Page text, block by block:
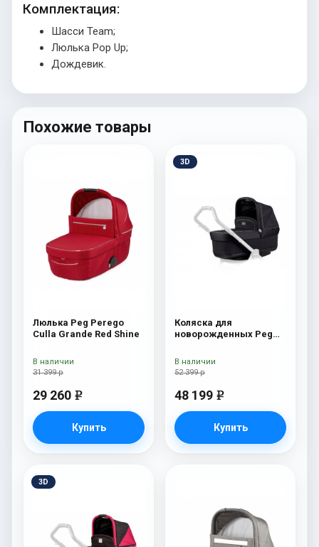
Комплектация:
Шасси Team;
Люлька Pop Up;
Дождевик.
Похожие товары
Люлька Peg Perego
Culla Grande Red Shine
31 399 р
29 260 e
Купить
В наличии
3D
Коляска для
новорожденных Peg
Pop-Up) Onyx
52 399 р
48 199 e
Купить
В наличии
3D